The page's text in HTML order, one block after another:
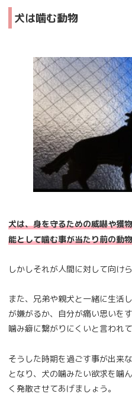
犬は噛む動物
犬は、身を守るための威嚇や獲
能として噛む事が当たり前の動
しかしそれが人間に対して向け
また、兄弟や親犬と一緒に生活
が嫌がるか、自分が痛い思いを
噛み癖に繋がりにくいと言われて
そうした時期を過ごす事が出来
となり、犬の噛みたい欲求を噛
く発散させてあげましょう。